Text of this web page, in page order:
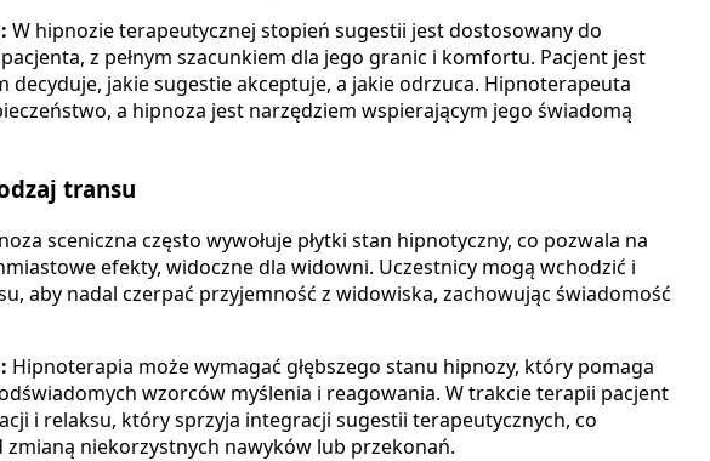
W hipnozie terapeutycznej stopień sugestii jest dostosowany do
z pełnym szacunkiem dla jego granic i komfortu. Pacjent jest
decyduje, jakie sugestie akceptuje, a jakie odrzuca. Hipnoterapeuta
a hipnoza jest narzędziem wspierającym jego świadomą
transu
sceniczna często wywołuje płytki stan hipnotyczny, co pozwala na
efekty, widoczne dla widowni. Uczestnicy mogą wchodzić i
aby nadal czerpać przyjemność z widowiska, zachowując świadomość
Hipnoterapia może wymagać głębszego stanu hipnozy, który pomaga
wzorców myślenia i reagowania. W trakcie terapii pacjent
i relaksu, który sprzyja integracji sugestii terapeutycznych, co
zmianą niekorzystnych nawyków lub przekonań.